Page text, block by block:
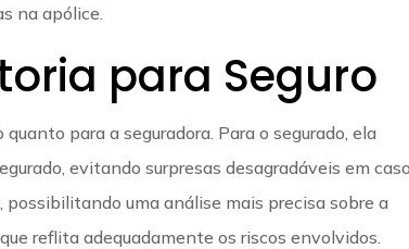
na apólice.
para Seguro
para a seguradora. Para o segurado, ela
evitando surpresas desagradáveis em
uma análise mais precisa sobre a
reflita adequadamente os riscos envolvidos.